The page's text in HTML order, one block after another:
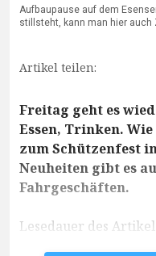
Aufbaupause auf dem
stillsteht, kann man hier
Artikel teilen:
Freitag geht es
Essen, Trinken.
zum Schützenfest
Neuheiten gibt es
Fahrgeschäften.
Lesedauer des